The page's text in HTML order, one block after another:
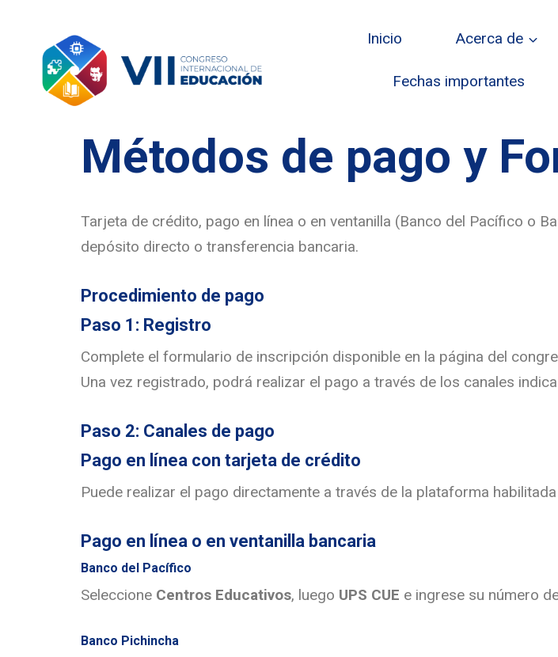
Inicio Acerca de
Fechas importantes
Métodos de pago y
Tarjeta de crédito, pago en línea o en ventanilla (Banco del Pacífico o
depósito directo o transferencia bancaria.
Procedimiento de pago
Paso 1: Registro
Complete el formulario de inscripción disponible en la página del
Una vez registrado, podrá realizar el pago a través de los canales
Paso 2: Canales de pago
Pago en línea con tarjeta de crédito
Puede realizar el pago directamente a través de la plataforma
Pago en línea o en ventanilla bancaria
Banco del Pacífico
Seleccione Centros Educativos, luego UPS CUE e ingrese su número
Banco Pichincha